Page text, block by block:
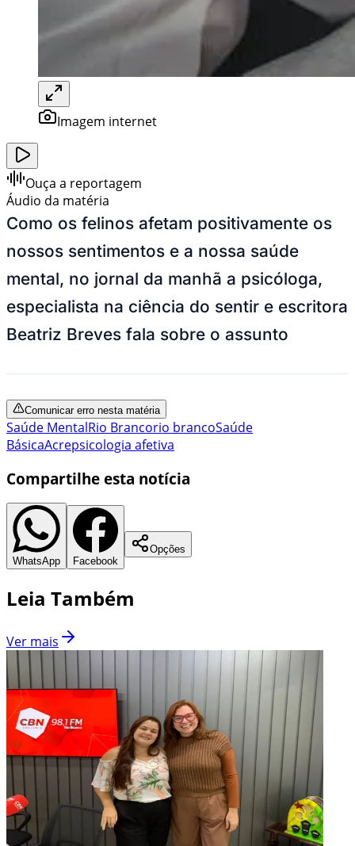
Imagem internet
Ouça a reportagem
Áudio da matéria
Como os felinos afetam positivamente os
nossos sentimentos e a nossa saúde
mental, no jornal da manhã a psicóloga,
especialista na ciência do sentir e escritora
Beatriz Breves fala sobre o assunto
Comunicar erro nesta matéria
Saúde MentalRio Brancorio brancoSaúde
BásicaAcrepsicologia afetiva
Compartilhe esta notícia
WhatsApp Facebook
Opções
Leia Também
Ver mais